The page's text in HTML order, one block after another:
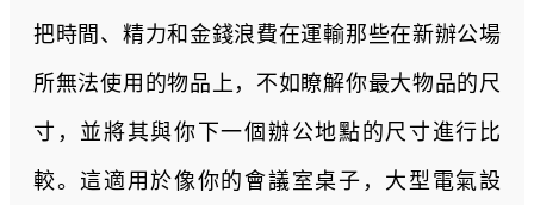
把時間、精力和金錢浪費在運輸那些在新辦公場
所無法使用的物品上，不如瞭解你最大物品的尺
寸，並將其與你下一個辦公地點的尺寸進行比
較。這適用於像你的會議室桌子，大型電氣設